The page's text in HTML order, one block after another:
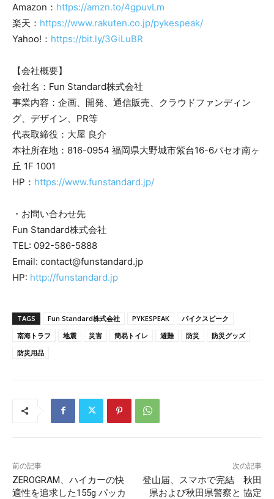
Amazon： https://amzn.to/4gpuvLm
楽天： https://www.rakuten.co.jp/pykespeak/
Yahoo!： https://bit.ly/3GiLuBR
【会社概要】
会社名：Fun Standard株式会社
事業内容：企画、開発、通信販売、クラウドファンディン
グ、デザイン、PR等
代表取締役：大屋 良介
本社所在地：816-0954 福岡県大野城市紫台16-6パセオ南ヶ
丘 1F 1001
HP： https://www.funstandard.jp/
・お問い合わせ先
Fun Standard株式会社
TEL: 092-586-5888
Email: contact@funstandard.jp
HP: http://funstandard.jp
TAGS Fun Standard株式会社 PYKESPEAK
パイクスピーク
南海トラフ
地震 災害 簡易トイレ 避難 防災
防災グッズ
防災用品
前の記事
ZEROGRAM、ハイカーの快
適性を追求した155g パッカ
次の記事
登山届、スマホで完結 秋田
県および秋田県警察と 協定